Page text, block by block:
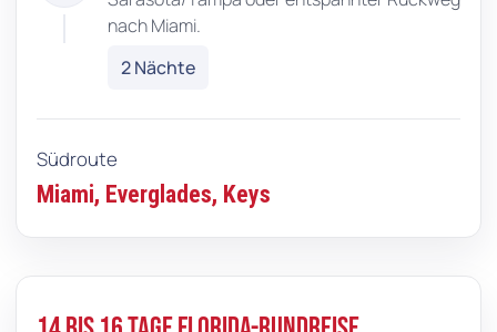
nach Miami.
2 Nächte
Südroute
Miami, Everglades, Keys